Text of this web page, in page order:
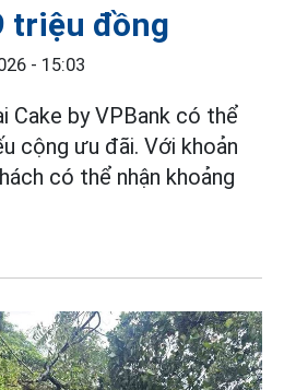
triệu đồng
- 15:03
Cake by VPBank có thể
cộng ưu đãi. Với khoản
có thể nhận khoảng